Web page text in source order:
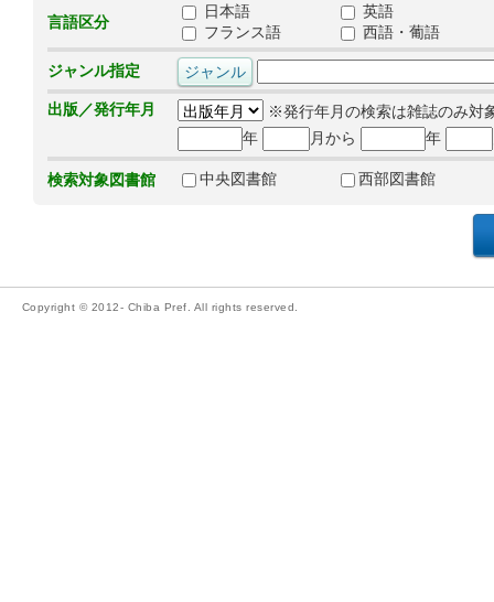
言語区分
日本語
英語
フランス語
西語・葡語
ジャンル指定
出版／発行年月
※発行年月の検索は雑誌のみ対
年
月から 年
検索対象図書館 中央図書館 西部図書館
Copyright © 2012- Chiba Pref. All rights reserved.